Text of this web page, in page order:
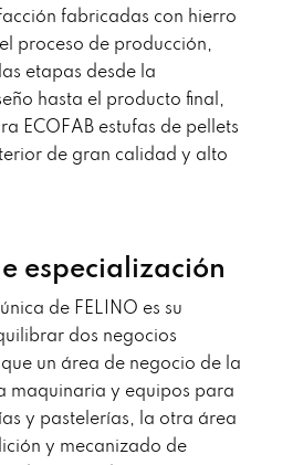
fabricadas con hierro
proceso de producción,
etapas desde la
hasta el producto final,
ECOFAB estufas de pellets
de gran calidad y alto
especialización
de FELINO es su
dos negocios
un área de negocio de la
maquinaria y equipos para
y pastelerías, la otra área
y mecanizado de